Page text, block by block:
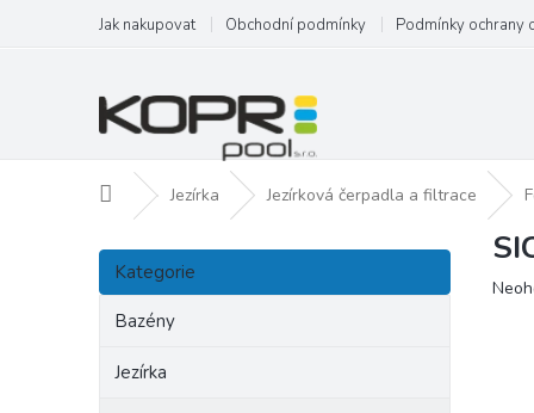
obsah
Jak nakupovat Obchodní podmínky Podmínky ochrany
Domů Jezírka Jezírková čerpadla a filtrace
P
s
Přeskočit
kategorie
Kategorie
Bazény
Jezírka